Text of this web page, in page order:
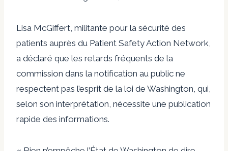
Lisa McGiffert, militante pour la sécurité des
patients auprès du Patient Safety Action Network,
a déclaré que les retards fréquents de la
commission dans la notification au public ne
respectent pas l’esprit de la loi de Washington, qui,
selon son interprétation, nécessite une publication
rapide des informations.